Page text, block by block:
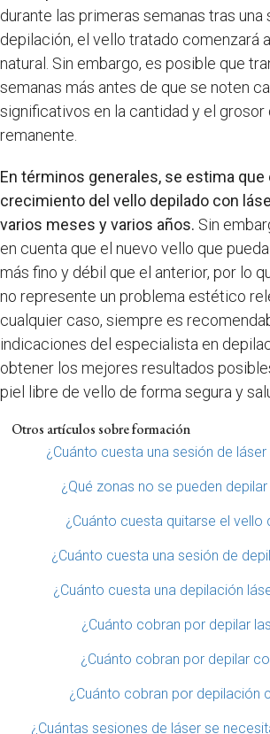
durante las primeras semanas tras una
depilación, el vello tratado comenzará
natural. Sin embargo, es posible que
semanas más antes de que se noten
significativos en la cantidad y el grosor
remanente.
En términos generales, se estima que
crecimiento del vello depilado con
varios meses y varios años. Sin
en cuenta que el nuevo vello que
más fino y débil que el anterior, por lo
no represente un problema estético
cualquier caso, siempre es
indicaciones del especialista en
obtener los mejores resultados
piel libre de vello de forma segura y
Otros artículos sobre formación
¿Cuánto cuesta una sesión de
¿Qué zonas no se pueden
¿Cuánto cuesta quitarse el vello
¿Cuánto cuesta una sesión de
¿Cuánto cuesta una depilación
¿Cuánto cobran por depilar
¿Cuánto cobran por depilar
¿Cuánto cobran por depilación
¿Cuántas sesiones de láser se